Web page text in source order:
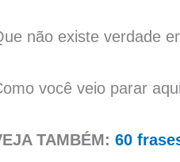
não existe verdade
você veio parar
TAMBÉM: 60